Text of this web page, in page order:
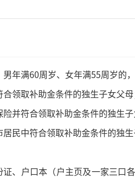
年满60周岁、女年满55周岁的
领取补助金条件的独生子女父母
并符合领取补助金条件的独生子
民中符合领取补助金条件的独生
、户口本（户主页及一家三口